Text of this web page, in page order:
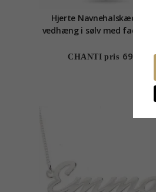
Hjerte Navnehalskæde med
vedhæng i sølv med facetsleben
CHANTI pris 695,-